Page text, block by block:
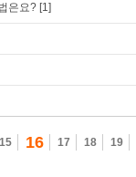
은요? [1]
15 16 17 18 19